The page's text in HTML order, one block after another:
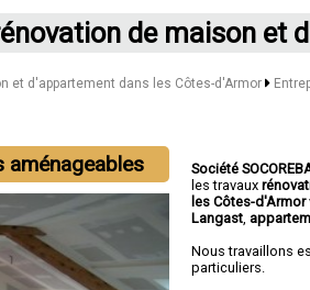
de maison et
et d'appartement dans les Côtes-d'Armor
aménageables Société
les travaux
les Côtes-d'Armor
Langast
Nous travaillons
particuliers.